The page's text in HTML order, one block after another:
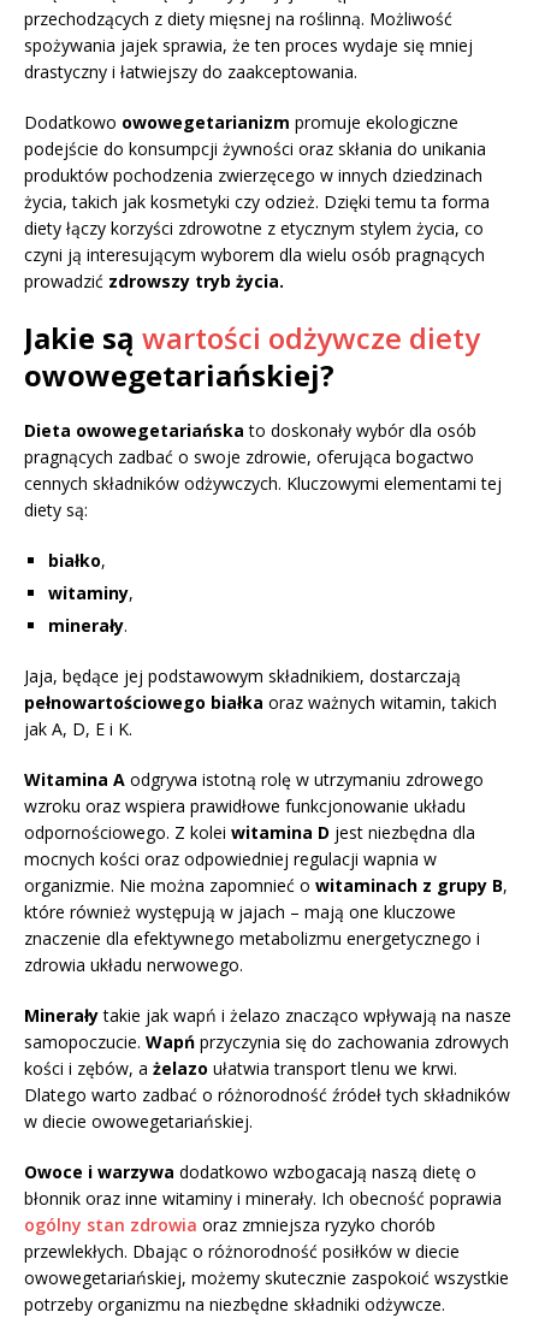
przechodzących z diety mięsnej na roślinną. Możliwość
spożywania jajek sprawia, że ten proces wydaje się mniej
drastyczny i łatwiejszy do zaakceptowania.
Dodatkowo owowegetarianizm promuje ekologiczne
podejście do konsumpcji żywności oraz skłania do unikania
produktów pochodzenia zwierzęcego w innych dziedzinach
życia, takich jak kosmetyki czy odzież. Dzięki temu ta forma
diety łączy korzyści zdrowotne z etycznym stylem życia, co
czyni ją interesującym wyborem dla wielu osób pragnących
prowadzić zdrowszy tryb życia.
Jakie są wartości odżywcze diety
owowegetariańskiej?
Dieta owowegetariańska to doskonały wybór dla osób
pragnących zadbać o swoje zdrowie, oferująca bogactwo
cennych składników odżywczych. Kluczowymi elementami tej
diety są:
białko,
witaminy,
minerały.
Jaja, będące jej podstawowym składnikiem, dostarczają
pełnowartościowego białka oraz ważnych witamin, takich
jak A, D, E i K.
Witamina A odgrywa istotną rolę w utrzymaniu zdrowego
wzroku oraz wspiera prawidłowe funkcjonowanie układu
odpornościowego. Z kolei witamina D jest niezbędna dla
mocnych kości oraz odpowiedniej regulacji wapnia w
organizmie. Nie można zapomnieć o witaminach z grupy B,
które również występują w jajach – mają one kluczowe
znaczenie dla efektywnego metabolizmu energetycznego i
zdrowia układu nerwowego.
Minerałytakie jak wapń i żelazo znacząco wpływają na nasze
samopoczucie. Wapń przyczynia się do zachowania zdrowych
kości i zębów, a żelazo ułatwia transport tlenu we krwi.
Dlatego warto zadbać o różnorodność źródeł tych składników
w diecie owowegetariańskiej.
Owoce i warzywa dodatkowo wzbogacają naszą dietę o
błonnik oraz inne witaminy i minerały. Ich obecność poprawia
ogólny stan zdrowia oraz zmniejsza ryzyko chorób
przewlekłych. Dbając o różnorodność posiłków w diecie
owowegetariańskiej, możemy skutecznie zaspokoić wszystkie
potrzeby organizmu na niezbędne składniki odżywcze.